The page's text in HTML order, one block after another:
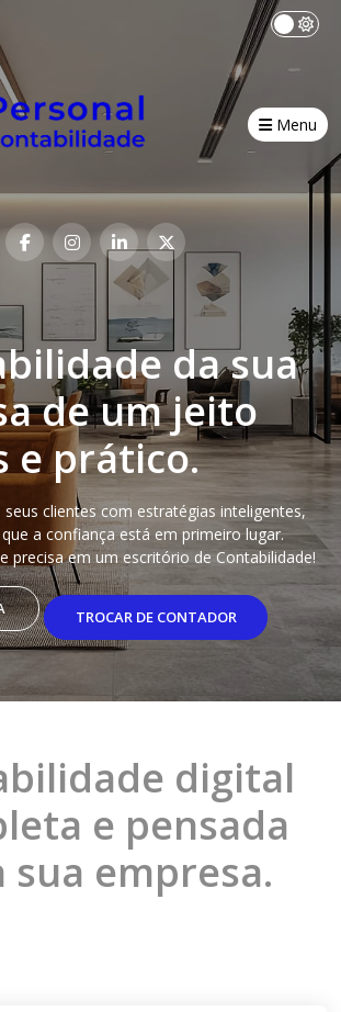
Menu
da sua
de um jeito
e prático.
seus clientes com estratégias inteligentes,
a confiança está em primeiro lugar.
precisa em um escritório de Contabilidade!
TROCAR DE CONTADOR
digital
e pensada
sua empresa.